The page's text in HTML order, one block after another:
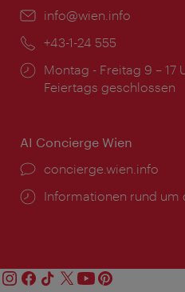
Email:
info@wien.info
Telefon:
+43-1-24 555
Öffnungszeiten:
Montag - Freitag 9 – 17
Feiertags geschlossen
AI Concierge Wien
Ort:
concierge.wien.info
Öffnungszeiten:
Informationen rund um